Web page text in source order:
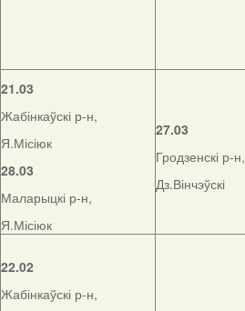
21.03
Жабінкаўскі р-н,
Я.Місіюк
28.03
Маларыцкі р-н,
Я.Місіюк
27.03
Гродзенскі р-н,
Дз.Вінчэўскі
22.02
Жабінкаўскі р-н,